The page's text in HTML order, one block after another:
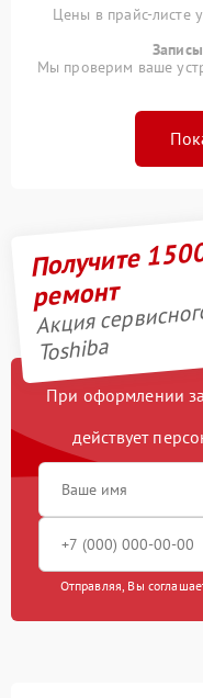
Цены в прайс-листе
Мы проверим ваше
Получите
ремонт
Акция
Toshiba
При оформлении
действует
Отправляя, Вы